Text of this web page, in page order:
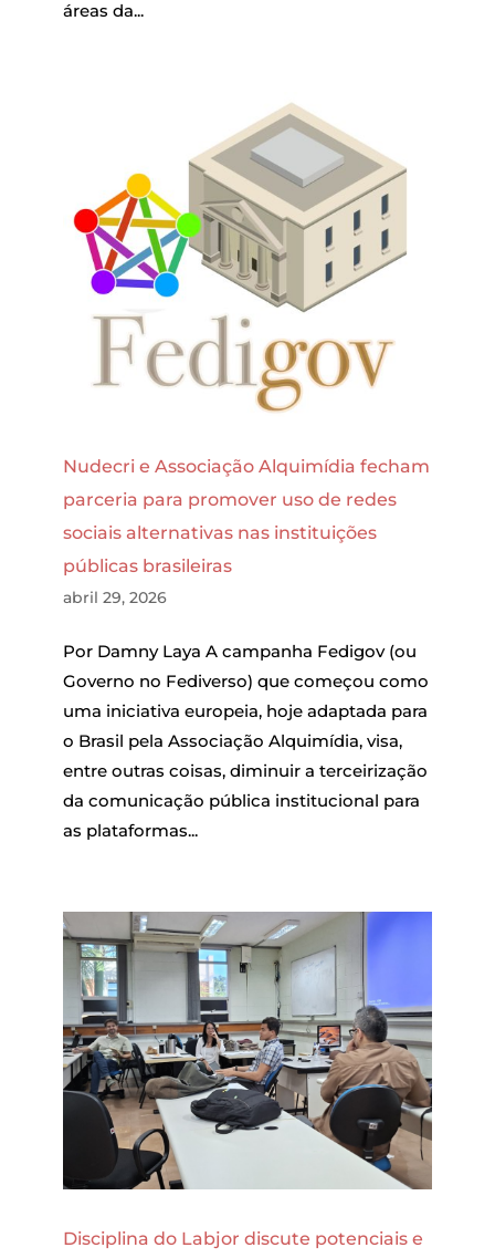
áreas da...
Nudecri e Associação Alquimídia fecham
parceria para promover uso de redes
sociais alternativas nas instituições
públicas brasileiras
abril 29, 2026
Por Damny Laya A campanha Fedigov (ou
Governo no Fediverso) que começou como
uma iniciativa europeia, hoje adaptada para
o Brasil pela Associação Alquimídia, visa,
entre outras coisas, diminuir a terceirização
da comunicação pública institucional para
as plataformas...
Disciplina do Labjor discute potenciais e